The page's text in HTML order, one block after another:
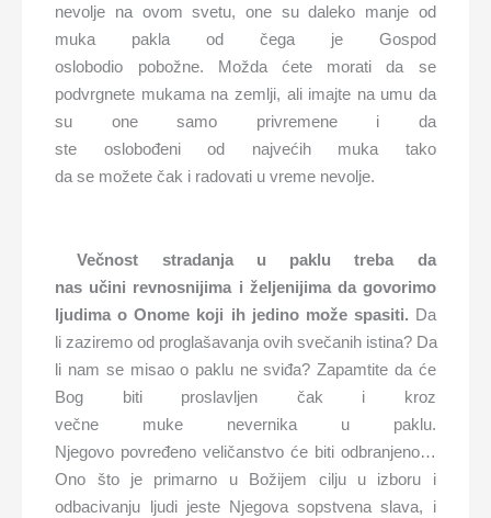
nevolje na ovom svetu, one su daleko manje od
muka pakla od čega je Gospod
oslobodio pobožne. Možda ćete morati da se
podvrgnete mukama na zemlji, ali imajte na umu da
su one samo privremene i da
ste oslobođeni od najvećih muka tako
da se možete čak i radovati u vreme nevolje.
Večnost stradanja u paklutreba da
nas učini revnosnijima i željenijimada govorimo
ljudima o Onome koji ih jedino može spasiti. Da
li zaziremo od proglašavanja ovih svečanih istina? Da
li nam se misao o paklu ne sviđa? Zapamtite da će
Bog biti proslavljen čak i kroz
večne muke nevernika u paklu.
Njegovo povređeno veličanstvo će biti odbranjeno…
Ono što je primarno u Božijem cilju u izboru i
odbacivanju ljudi jeste Njegova sopstvena slava, i